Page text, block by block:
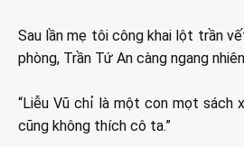
Sau lần mẹ tôi công khai lột trần
phòng, Trần Tứ An càng ngang
“Liễu Vũ chỉ là một con mọt sách
cũng không thích cô ta.”